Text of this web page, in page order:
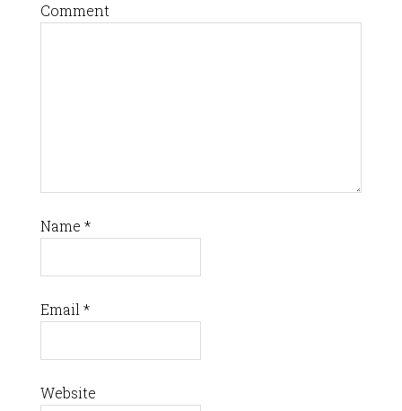
Comment
Name *
Email *
Website